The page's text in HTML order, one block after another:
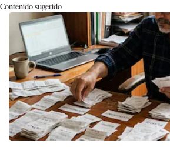
Contenido sugerido